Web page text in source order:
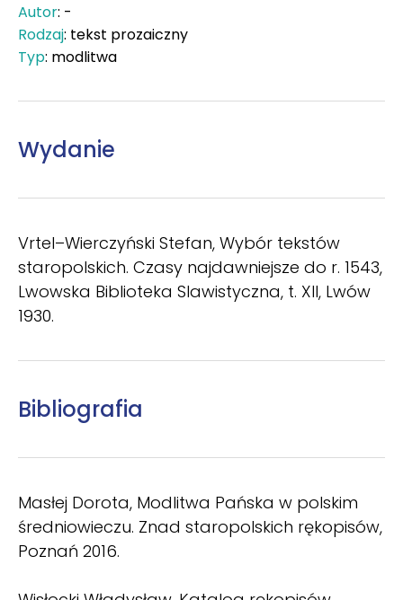
Autor: -
Rodzaj: tekst prozaiczny
Typ: modlitwa
Wydanie
Vrtel–Wierczyński Stefan, Wybór tekstów
staropolskich. Czasy najdawniejsze do r. 1543,
Lwowska Biblioteka Slawistyczna, t. XII, Lwów
1930.
Bibliografia
Masłej Dorota, Modlitwa Pańska w polskim
średniowieczu. Znad staropolskich rękopisów,
Poznań 2016.